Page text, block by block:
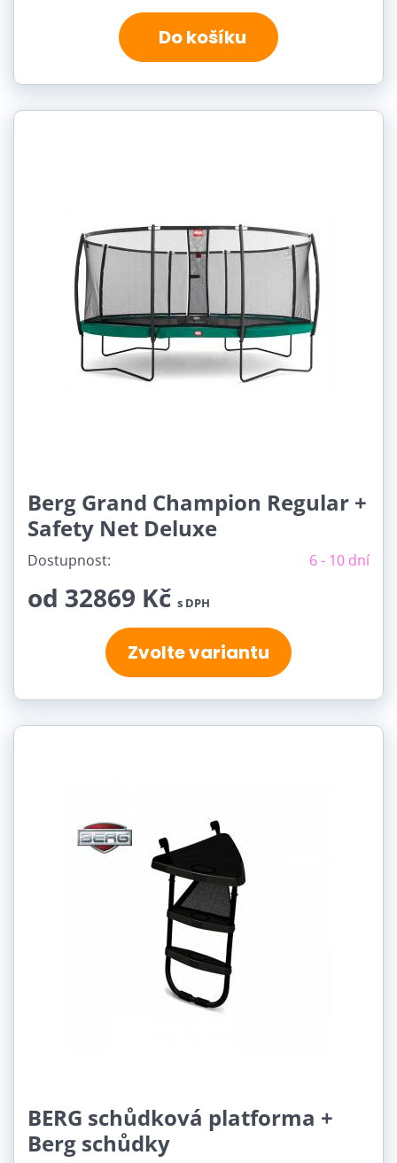
Do košíku
Berg Grand Champion Regular +
Safety Net Deluxe
Dostupnost: 6 - 10 dní
od 32869 Kč s DPH
Zvolte variantu
BERG schůdková platforma +
Berg schůdky